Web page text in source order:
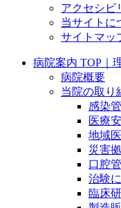
アクセシビ
当サイトに
サイトマッ
病院案内 TOP｜
病院概要
当院の取り
感染
医療
地域
災害
口腔
治験
臨床